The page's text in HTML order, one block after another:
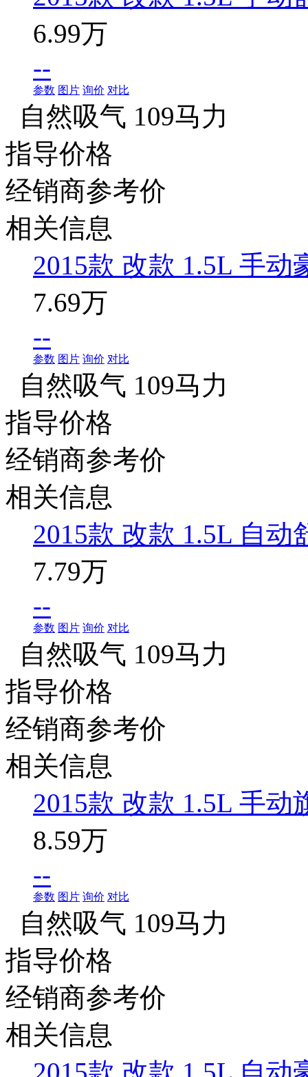
6.99万
--
参数 图片 询价 对比
自然吸气 109马力
指导价格
经销商参考价
相关信息
2015款 改款 1.5L 手动
7.69万
--
参数 图片 询价 对比
自然吸气 109马力
指导价格
经销商参考价
相关信息
2015款 改款 1.5L 自动
7.79万
--
参数 图片 询价 对比
自然吸气 109马力
指导价格
经销商参考价
相关信息
2015款 改款 1.5L 手动
8.59万
--
参数 图片 询价 对比
自然吸气 109马力
指导价格
经销商参考价
相关信息